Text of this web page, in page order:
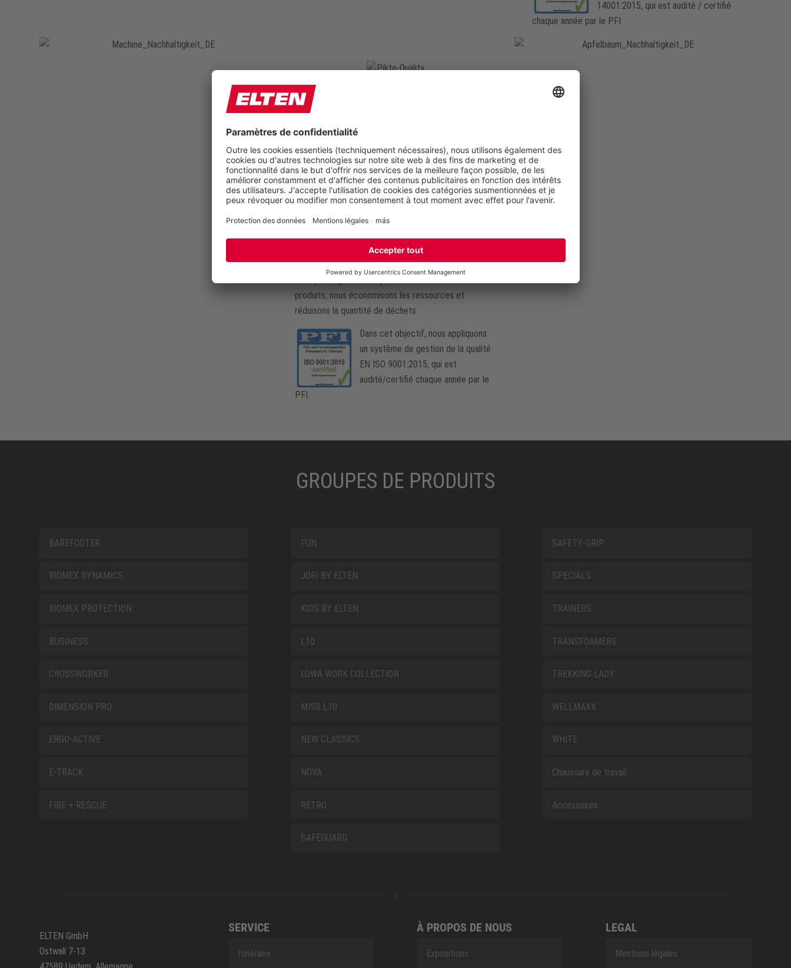
14001:2015, qui est audité / certifié
chaque année par le PFI.
QUALITY FIRST
PRODUITS ET PROCESSUS
Nos chaussures de sécurité de haute qualité et sûres
«designed in Germany» sont fabriquées de manière
résistante et durable. Grâce à l’utilisation de matériaux
de haute qualité, nous contribuons non seulement à
une meilleure protection, mais nous prolongeons aussi
entretien approprié, nos chaussures de sécurité en
cuir, notamment, peuvent durer plusieurs années. Ainsi,
nous prolongeons les cycles entre les achats de
produits, nous économisons les ressources et
réduisons la quantité de déchets.
Dans cet objectif, nous appliquons
un système de gestion de la qualité
EN ISO 9001:2015, qui est
audité/certifié chaque année par le
PFI.
GROUPES DE PRODUITS
BAREFOOTER
BIOMEX DYNAMICS
BIOMEX PROTECTION
BUSINESS
CROSSWORKER
DIMENSION PRO
ERGO-ACTIVE
E-TRACK
FIRE + RESCUE
FUN
JORI BY ELTEN
KIDS BY ELTEN
L10
LOWA WORK COLLECTION
MISS L10
NEW CLASSICS
NOVA
RETRO
SAFEGUARD
SAFETY-GRIP
SPECIALS
TRAINERS
TRANSFOAMERS
TREKKING LADY
WELLMAXX
WHITE
Chaussure de travail
Accessoires
ELTEN GmbH
Ostwall 7-13
SERVICE
Itinéraire
À PROPOS DE NOUS
Expositions
LEGAL
Mentions légales